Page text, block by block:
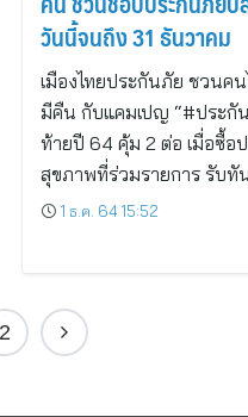
วันนี้จนถึง 31 ธันวาคม
เมืองไทยประกันภัย ชวนค
มีคืน กับแคมเปญ “#ประกั
ท้ายปี 64 คุ้ม 2 ต่อ เมื่อซื้อ
สุขภาพที่ร่วมรายการ รับทั
1 ธ.ค. 64 15:52
2